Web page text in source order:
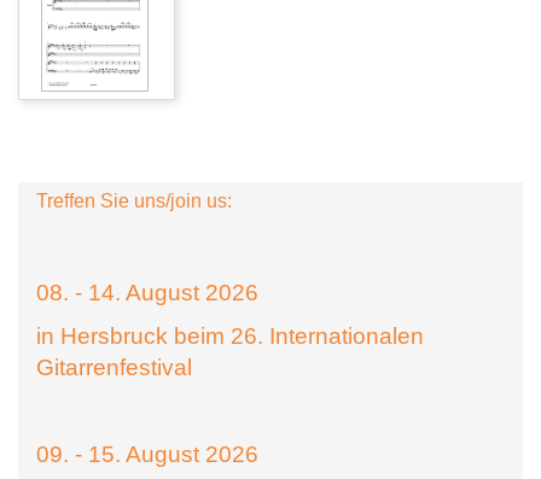
Treffen Sie uns/join us:
08. - 14. August 2026
in Hersbruck beim 26. Internationalen
Gitarrenfestival
09. - 15. August 2026